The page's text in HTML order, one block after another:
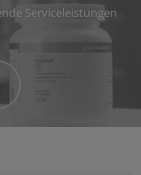
Serviceleistungen